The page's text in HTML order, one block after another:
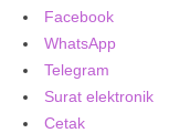
Facebook
WhatsApp
Telegram
Surat elektronik
Cetak